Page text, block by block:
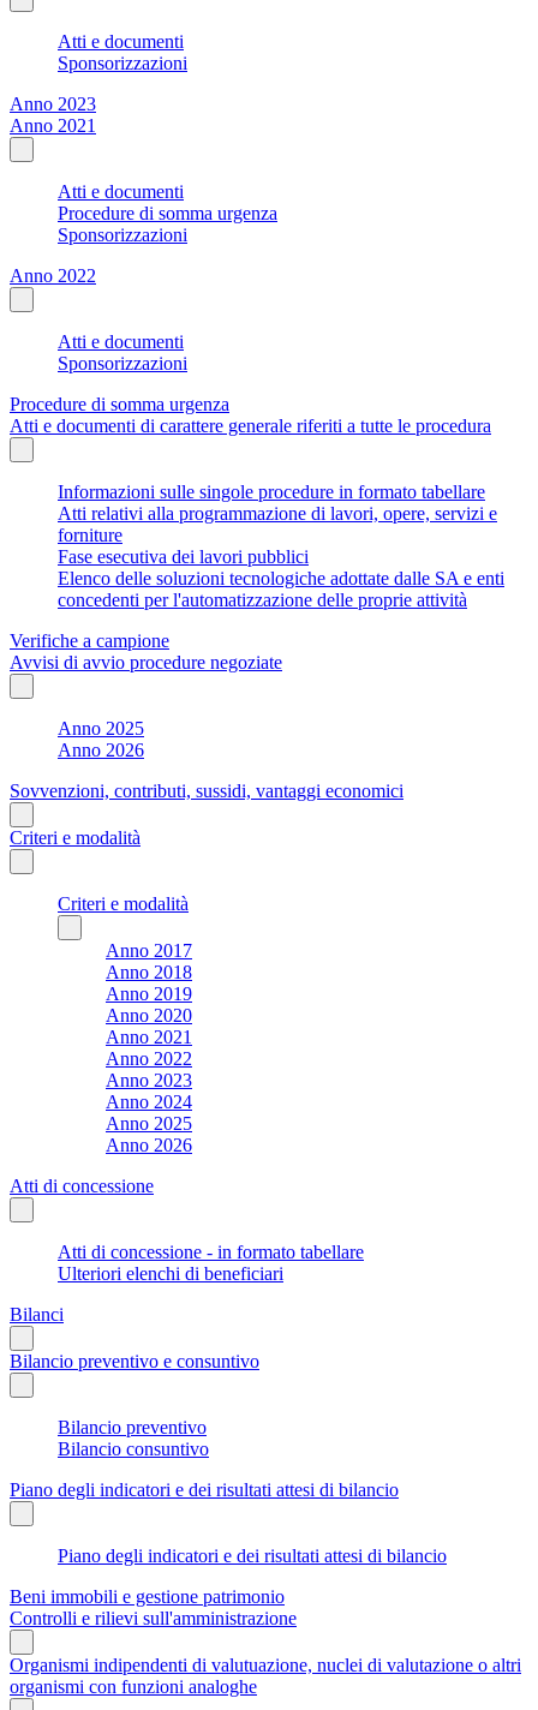
Atti e documenti
Sponsorizzazioni
Anno 2023
Anno 2021
Atti e documenti
Procedure di somma urgenza
Sponsorizzazioni
Anno 2022
Atti e documenti
Sponsorizzazioni
Procedure di somma urgenza
Atti e documenti di carattere generale riferiti a tutte le procedura
Informazioni sulle singole procedure in formato tabellare
Atti relativi alla programmazione di lavori, opere, servizi e
forniture
Fase esecutiva dei lavori pubblici
Elenco delle soluzioni tecnologiche adottate dalle SA e enti
concedenti per l'automatizzazione delle proprie attività
Verifiche a campione
Avvisi di avvio procedure negoziate
Anno 2025
Anno 2026
Sovvenzioni, contributi, sussidi, vantaggi economici
Criteri e modalità
Criteri e modalità
Anno 2017
Anno 2018
Anno 2019
Anno 2020
Anno 2021
Anno 2022
Anno 2023
Anno 2024
Anno 2025
Anno 2026
Atti di concessione
Atti di concessione - in formato tabellare
Ulteriori elenchi di beneficiari
Bilanci
Bilancio preventivo e consuntivo
Bilancio preventivo
Bilancio consuntivo
Piano degli indicatori e dei risultati attesi di bilancio
Piano degli indicatori e dei risultati attesi di bilancio
Beni immobili e gestione patrimonio
Controlli e rilievi sull'amministrazione
Organismi indipendenti di valutuazione, nuclei di valutazione o altri
organismi con funzioni analoghe